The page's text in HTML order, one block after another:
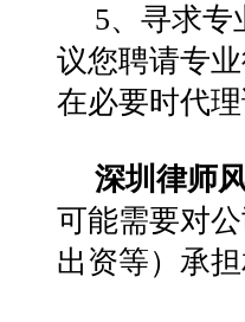
5、寻求专
议您聘请专
在必要时代
深圳律师
可能需要对
出资等）承